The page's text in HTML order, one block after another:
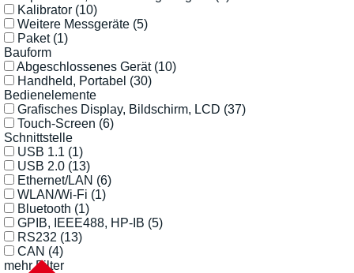
Kalibrator (10)
Weitere Messgeräte (5)
Paket (1)
Bauform
Abgeschlossenes Gerät (10)
Handheld, Portabel (30)
Bedienelemente
Grafisches Display, Bildschirm, LCD (37)
Touch-Screen (6)
Schnittstelle
USB 1.1 (1)
USB 2.0 (13)
Ethernet/LAN (6)
WLAN/Wi-Fi (1)
Bluetooth (1)
GPIB, IEEE488, HP-IB (5)
RS232 (13)
CAN (4)
mehr Filter